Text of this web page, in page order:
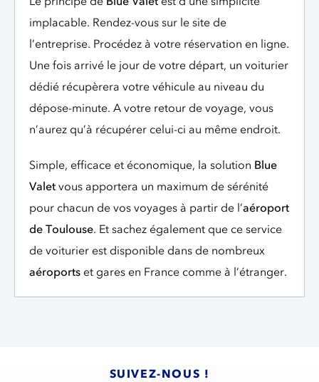
implacable. Rendez-vous sur le site de
l’entreprise. Procédez à votre réservation en ligne.
Une fois arrivé le jour de votre départ, un voiturier
dédié récupèrera votre véhicule au niveau du
dépose-minute. A votre retour de voyage, vous
n’aurez qu’à récupérer celui-ci au même endroit.
Simple, efficace et économique, la solution Blue
Valet vous apportera un maximum de sérénité
pour chacun de vos voyages à partir de l’aéroport
de Toulouse. Et sachez également que ce service
de voiturier est disponible dans de nombreux
aéroports et gares en France comme à l’étranger.
SUIVEZ-NOUS !